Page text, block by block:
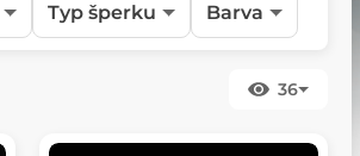
Typ šperku Barva
36